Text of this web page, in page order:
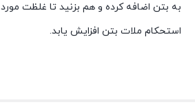
به بتن اضافه کرده و هم بزنید تا غلظت
استحکام ملات بتن افزایش یابد.